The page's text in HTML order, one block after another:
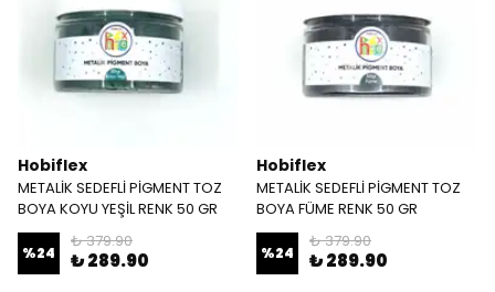
Hobiflex
METALİK SEDEFLİ PİGMENT TOZ
BOYA KOYU YEŞİL RENK 50 GR
%24
₺ 379.90
₺ 289.90
Hobiflex
METALİK SEDEFLİ PİGMENT TOZ
BOYA FÜME RENK 50 GR
%24
₺ 379.90
₺ 289.90